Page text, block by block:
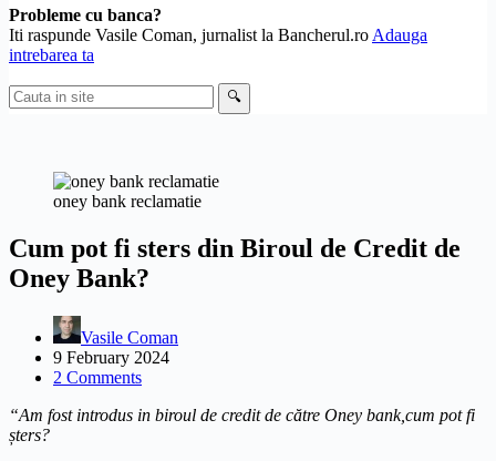
Probleme cu banca?
Iti raspunde Vasile Coman, jurnalist la Bancherul.ro Adauga
intrebarea ta
Cauta
in
🔍
oney bank reclamatie
Cum pot fi sters din Biroul de Credit de
Oney Bank?
Vasile Coman
9 February 2024
2 Comments
“Am fost introdus in biroul de credit de către Oney bank,cum pot fi
șters?